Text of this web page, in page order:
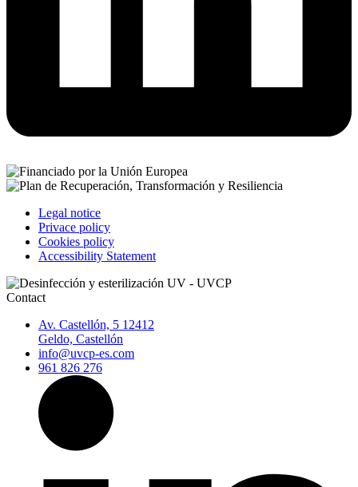
Legal notice
Privace policy
Cookies policy
Accessibility Statement
Contact
Av. Castellón, 5 12412
Geldo, Castellón
info@uvcp-es.com
961 826 276